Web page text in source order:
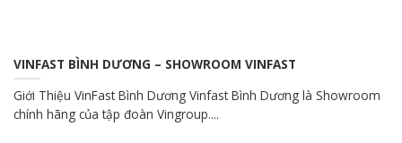
VINFAST BÌNH DƯƠNG – SHOWROOM VINFAST
Giới Thiệu VinFast Bình Dương Vinfast Bình Dương là Showroom
chính hãng của tập đoàn Vingroup....